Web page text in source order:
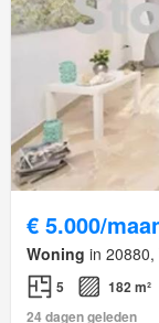
€ 5.000/
Woning in
5
182 m²
24 dagen geleden